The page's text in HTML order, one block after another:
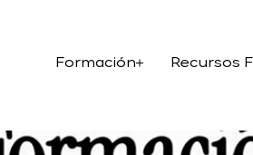
Formación Recursos